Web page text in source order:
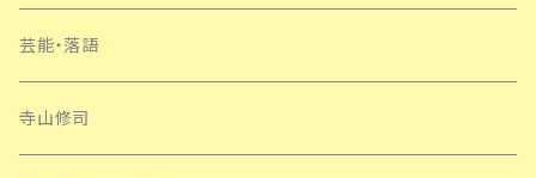
芸能・落語
寺山修司